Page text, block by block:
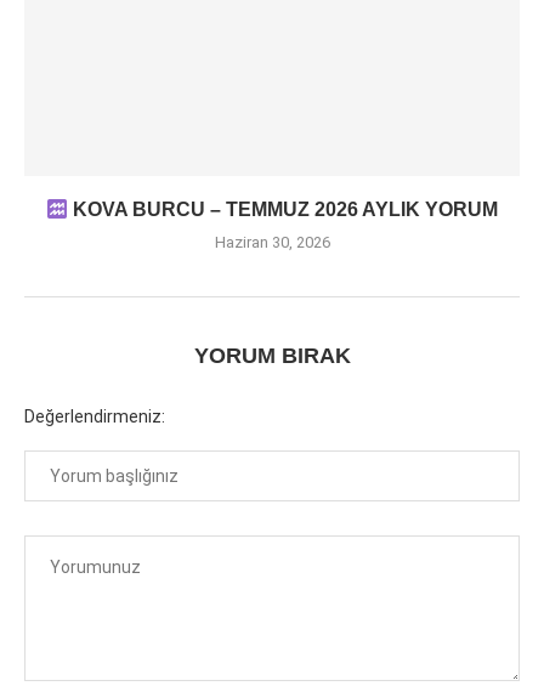
KOVA BURCU – TEMMUZ 2026 AYLIK YORUM
Haziran 30, 2026
YORUM BIRAK
Değerlendirmeniz: